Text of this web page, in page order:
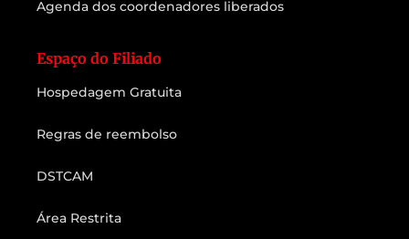
Agenda dos coordenadores liberados
Espaço do Filiado
Hospedagem Gratuita
Regras de reembolso
DSTCAM
Área Restrita